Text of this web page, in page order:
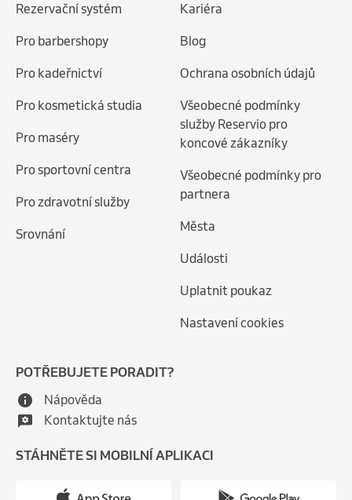
Rezervační systém
Pro barbershopy
Pro kadeřnictví
Pro kosmetická studia
Pro maséry
Pro sportovní centra
Pro zdravotní služby
Srovnání
Kariéra
Blog
Ochrana osobních údajů
Všeobecné podmínky
služby Reservio pro
koncové zákazníky
Všeobecné podmínky pro
partnera
Města
Události
Uplatnit poukaz
Nastavení cookies
POTŘEBUJETE PORADIT?
Nápověda
Kontaktujte nás
STÁHNĚTE SI MOBILNÍ APLIKACI